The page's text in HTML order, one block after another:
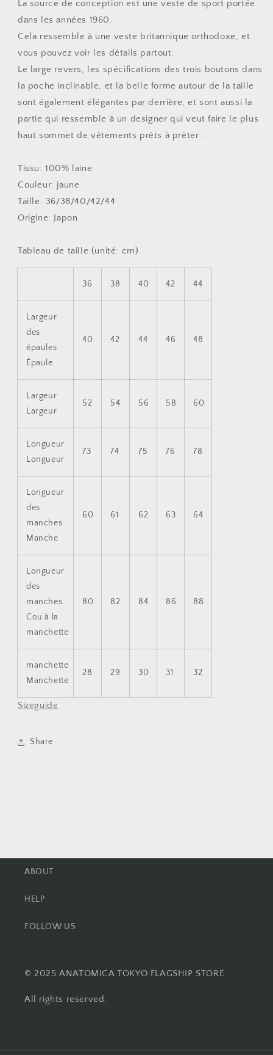
La source de conception est une veste de sport portée
dans les années 1960.
Cela ressemble à une veste britannique orthodoxe, et
vous pouvez voir les détails partout.
Le large revers, les spécifications des trois boutons dans
la poche inclinable, et la belle forme autour de la taille
sont également élégantes par derrière, et sont aussi la
partie qui ressemble à un designer qui veut faire le plus
haut sommet de vêtements prêts à prêter .
Tissu: 100% laine
Couleur: jaune
Taille: 36/38/40/42/44
Origine: Japon
Tableau de taille (unité: cm)
36 38 40 42 44
Largeur
des
épaules
Épaule
40 42 44 46 48
Largeur
Largeur
52 54 56 58 60
Longueur
Longueur
73 74 75 76 78
Longueur
des
manches
Manche
60 61 62 63 64
Longueur
des
manches
Cou à la
manchette
80 82 84 86 88
manchette
Manchette
28 29 30 31 32
Sizeguide
Share
ABOUT
HELP
FOLLOW US
© 2025 ANATOMICA TOKYO FLAGSHIP STORE.
All rights reserved.